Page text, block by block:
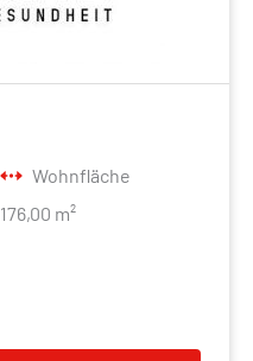
Wohnfläche
176,00 m²